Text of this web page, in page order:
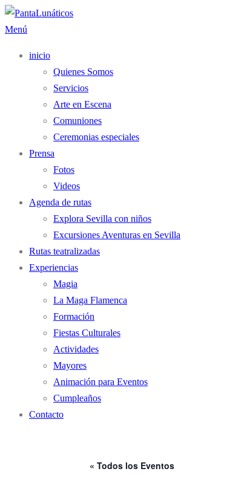
Saltar
al
Menú
inicio
Quienes Somos
Servicios
Arte en Escena
Comuniones
Ceremonias especiales
Prensa
Fotos
Videos
Agenda de rutas
Explora Sevilla con niños
Excursiones Aventuras en Sevilla
Rutas teatralizadas
Experiencias
Magia
La Maga Flamenca
Formación
Fiestas Culturales
Actividades
Mayores
Animación para Eventos
Cumpleaños
Contacto
« Todos los Eventos